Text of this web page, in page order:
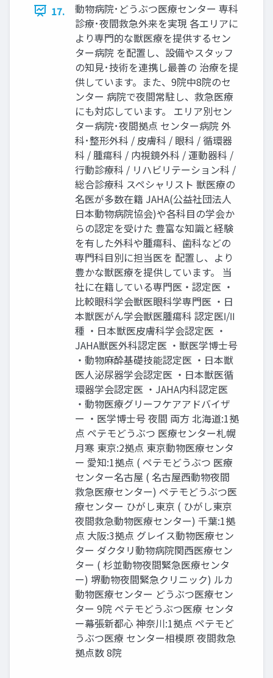
17.
動物病院･どうぶつ医療センター 専科
診療･夜間救急外来を実現 各エリアに
より専門的な獣医療を提供するセン
ター病院 を配置し、設備やスタッフ
の知見･技術を連携し最善の 治療を提
供しています。また、9院中8院のセ
ンター 病院で夜間常駐し、救急医療
にも対応しています。 エリア別セン
ター病院･夜間拠点 センター病院 外
科･整形外科 / 皮膚科 / 眼科 / 循環器
科 / 腫瘍科 / 内視鏡外科 / 運動器科 /
行動診療科 / リハビリテーション科 /
総合診療科 スペシャリスト 獣医療の
名医が多数在籍 JAHA(公益社団法人
日本動物病院協会)や各科目の学会か
らの認定を受けた 豊富な知識と経験
を有した外科や腫瘍科、歯科などの
専門科目別に担当医を 配置し、より
豊かな獣医療を提供しています。 当
社に在籍している専門医・認定医 ・
比較眼科学会獣医眼科学専門医 ・日
本獣医がん学会獣医腫瘍科 認定医Ⅰ/Ⅱ
種 ・日本獣医皮膚科学会認定医 ・
JAHA獣医外科認定医 ・獣医学博士号
・動物麻酔基礎技能認定医 ・日本獣
医人泌尿器学会認定医 ・日本獣医循
環器学会認定医 ・JAHA内科認定医
・動物医療グリーフケアアドバイザ
ー ・医学博士号 夜間 両方 北海道:1拠
点 ペテモどうぶつ 医療センター札幌
月寒 東京:2拠点 東京動物医療センタ
ー 愛知:1拠点 ( ペテモどうぶつ 医療
センター名古屋 ( 名古屋西動物夜間
救急医療センター) ペテモどうぶつ医
療センター ひがし東京 ( ひがし東京
夜間救急動物医療センター) 千葉:1拠
点 大阪:3拠点 グレイス動物医療セン
ター ダクタリ動物病院関西医療セン
ター ( 杉並動物夜間緊急医療センタ
ー) 堺動物夜間緊急クリニック) ルカ
動物医療センター どうぶつ医療セン
ター 9院 ペテモどうぶつ医療 センタ
ー幕張新都心 神奈川:1拠点 ペテモど
うぶつ医療 センター相模原 夜間救急
拠点数 8院